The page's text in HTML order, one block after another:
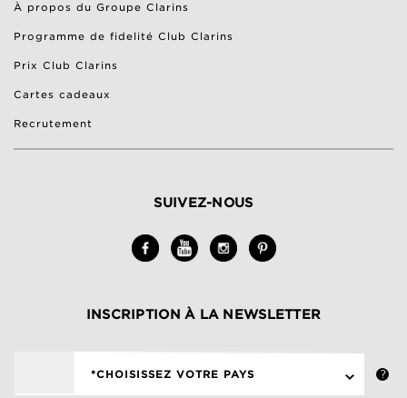
À propos du Groupe Clarins
Programme de fidelité Club Clarins
Prix Club Clarins
Cartes cadeaux
Recrutement
SUIVEZ-NOUS
INSCRIPTION À LA NEWSLETTER
*CHOISISSEZ VOTRE PAYS